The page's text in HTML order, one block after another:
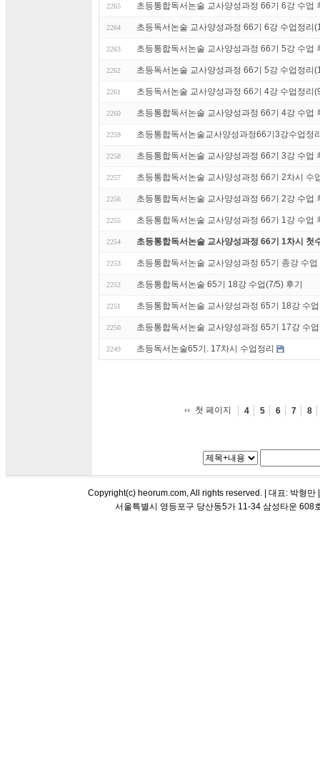
2265 초등통합독서논술 교사양성과정 66기 6강 수업
2264 초등독서논술 교사양성과정 66기 6강 수업정리
2263 초등통합독서논술 교사양성과정 66기 5강 수업
2262 초등독서논술 교사양성과정 66기 5강 수업정리
2261 초등독서논술 교사양성과정 66기 4강 수업정리
2260 초등통합독서논술 교사양성과정 66기 4강 수업
2259 초등통합독서논술교사양성과정66기3강수업정
2258 초등통합독서논술 교사양성과정 66기 3강 수업
2257 초등통합독서논술 교사양성과정 66기 2차시 수
2256 초등통합독서논술 교사양성과정 66기 2강 수업
2255 초등통합독서논술 교사양성과정 66기 1강 수업
2254 초등통합독서논술 교사양성과정 66기 1차시 첫
2253 초등통합독서논술 교사양성과정 65기 종강 수
2252 초등통합독서논술 65기 18강 수업(7/5) 후기
2251 초등통합독서논술 교사양성과정 65기 18강 수
2250 초등통합독서논술 교사양성과정 65기 17강 수
2249 초등독서논술65기. 17차시 수업정리
첫 페이지 4 5 6 7 8
Copyright(c) heorum.com, All rights reserved. | 대표: 박형
서울특별시 영등포구 당산동5가 11-34 삼성타운